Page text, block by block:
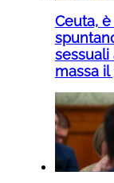
Ceuta,
sessuali
massa